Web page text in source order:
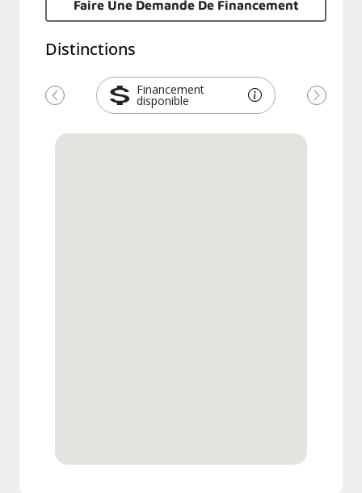
Faire Une Demande De Financement
Distinctions
Financement
disponible
Previous Next